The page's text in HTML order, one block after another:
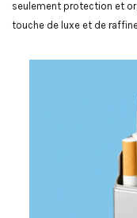
seulement protection et
touche de luxe et de